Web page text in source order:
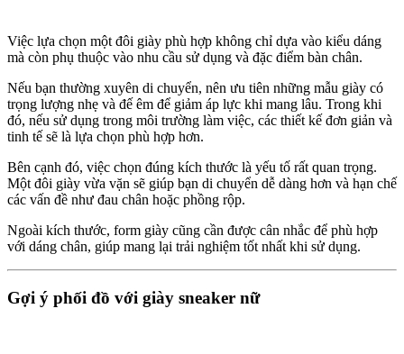
Việc lựa chọn một đôi giày phù hợp không chỉ dựa vào kiểu dáng
mà còn phụ thuộc vào nhu cầu sử dụng và đặc điểm bàn chân.
Nếu bạn thường xuyên di chuyển, nên ưu tiên những mẫu giày có
trọng lượng nhẹ và đế êm để giảm áp lực khi mang lâu. Trong khi
đó, nếu sử dụng trong môi trường làm việc, các thiết kế đơn giản và
tinh tế sẽ là lựa chọn phù hợp hơn.
Bên cạnh đó, việc chọn đúng kích thước là yếu tố rất quan trọng.
Một đôi giày vừa vặn sẽ giúp bạn di chuyển dễ dàng hơn và hạn chế
các vấn đề như đau chân hoặc phồng rộp.
Ngoài kích thước, form giày cũng cần được cân nhắc để phù hợp
với dáng chân, giúp mang lại trải nghiệm tốt nhất khi sử dụng.
Gợi ý phối đồ với giày sneaker nữ